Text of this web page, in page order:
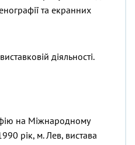
та екранних
діяльності.
на Міжнародному
рік, м. Лев, вистава